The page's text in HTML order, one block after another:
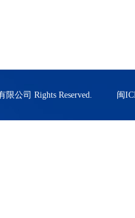
公司 Rights Reserved. 闽